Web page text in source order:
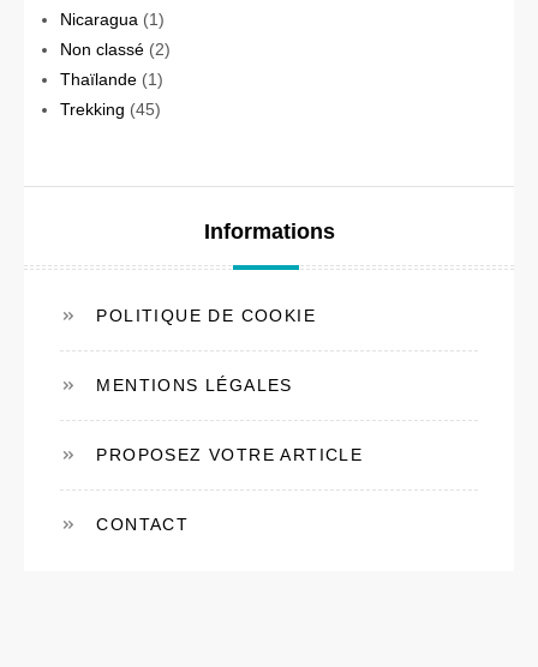
Nicaragua (1)
Non classé (2)
Thaïlande (1)
Trekking (45)
Informations
POLITIQUE DE COOKIE
MENTIONS LÉGALES
PROPOSEZ VOTRE ARTICLE
CONTACT